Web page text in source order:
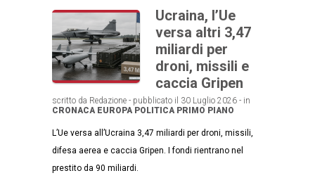
Ucraina, l’Ue
versa altri 3,47
miliardi per
droni, missili e
caccia Gripen
scritto da Redazione - pubblicato il 30 Luglio 2026 - in
CRONACA EUROPA POLITICA PRIMO PIANO
L’Ue versa all’Ucraina 3,47 miliardi per droni, missili,
difesa aerea e caccia Gripen. I fondi rientrano nel
prestito da 90 miliardi.